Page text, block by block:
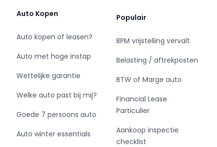
Auto Kopen
Auto kopen of leasen?
Auto met hoge instap
Wettelijke garantie
Welke auto past bij mij?
Goede 7 persoons auto
Auto winter essentials
Populair
BPM vrijstelling vervalt
Belasting / aftrekposten
BTW of Marge auto
Financial Lease
Particulier
Aankoop inspectie
checklist